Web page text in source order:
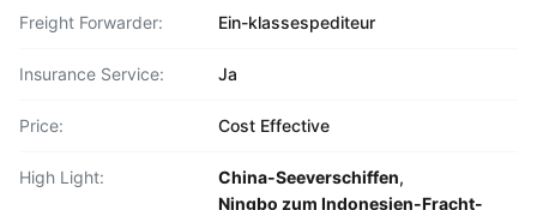
Freight Forwarder: Ein-klassespediteur
Insurance Service: Ja
Price: Cost Effective
High Light: China-Seeverschiffen,
Ningbo zum Indonesien-Fracht-